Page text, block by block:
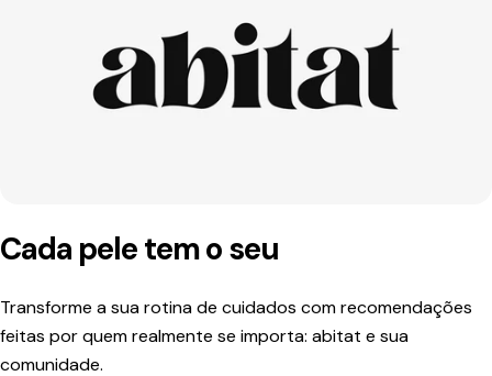
Cada pele tem o seu
Transforme a sua rotina de cuidados com recomendações
feitas por quem realmente se importa: abitat e sua
comunidade.